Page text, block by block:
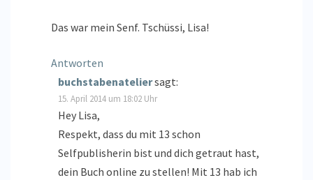
Das war mein Senf. Tschüssi, Lisa!
Antworten
buchstabenateliersagt:
15. April 2014 um 18:02 Uhr
Hey Lisa,
Respekt, dass du mit 13 schon
Selfpublisherin bist und dich getraut hast,
dein Buch online zu stellen! Mit 13 hab ich